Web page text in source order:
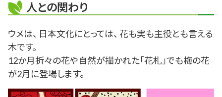
人との関わり
ウメは、 日本文化にとっては、 花も実も主役とも言える
木です。
12か月折々の花や自然が描かれた「花札」でも梅の花
が2月に登場します。